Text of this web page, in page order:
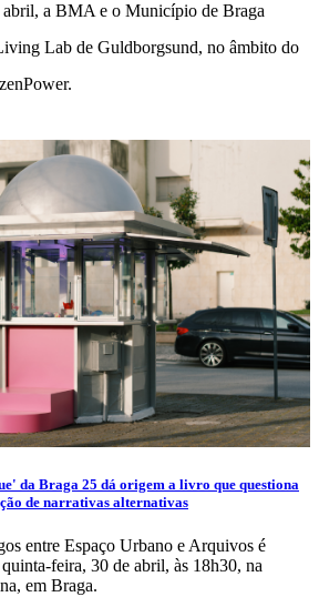
abril, a BMA e o Município de Braga
Lab de Guldborgsund, no âmbito do
da Braga 25 dá origem a livro que questiona
de narrativas alternativas
entre Espaço Urbano e Arquivos é
feira, 30 de abril, às 18h30, na
em Braga.